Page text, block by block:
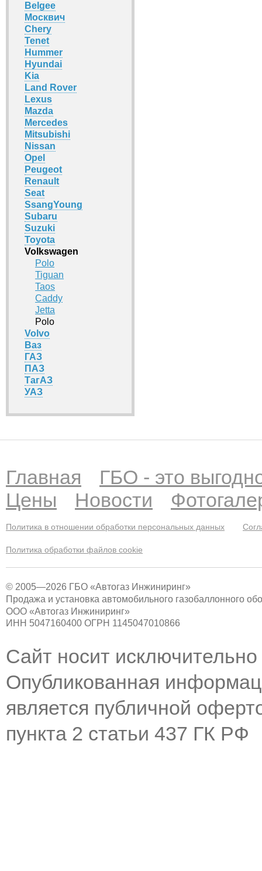
Belgee
Москвич
Chery
Tenet
Hummer
Hyundai
Kia
Land Rover
Lexus
Mazda
Mercedes
Mitsubishi
Nissan
Opel
Peugeot
Renault
Seat
SsangYoung
Subaru
Suzuki
Toyota
Volkswagen
Polo
Tiguan
Taos
Caddy
Jetta
Polo
Volvo
Ваз
ГАЗ
ПАЗ
ТагАЗ
УАЗ
Главная
ГБО - это
Цены
Новости
Политика в отношении обработки персональных данных
Политика обработки файлов cookie
© 2005—2026 ГБО «Автогаз Инжиниринг»
Продажа и установка автомобильного газобаллонного
ООО «Автогаз Инжиниринг»
ИНН 5047160400 ОГРН 1145047010866
Сайт носит
Опубликованная
является публичной
пункта 2 статьи 437 ГК РФ